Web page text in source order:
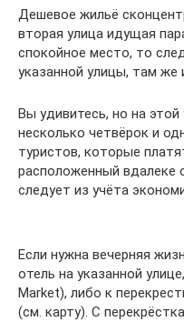
Дешевое жильё
вторая улица идущая
спокойное место, то
указанной улицы, там же
Вы удивитесь, но на этой
несколько четвёрок и
туристов, которые
расположенный вдалеке
следует из учёта
Если нужна вечерняя
отель на указанной
Market), либо к
(см. карту). С